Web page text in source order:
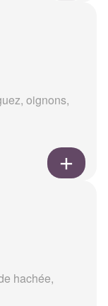
oignons,
hachée,